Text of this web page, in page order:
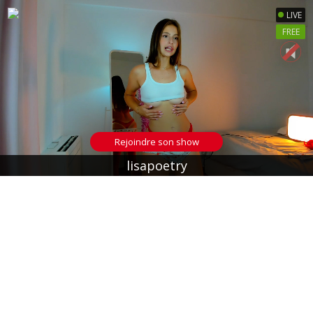
LIVE
FREE
lisapoetry
Rejoindre son show